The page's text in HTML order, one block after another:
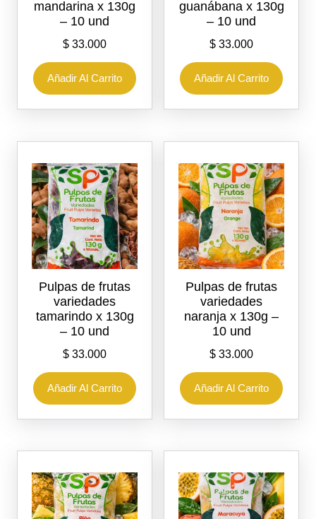
mandarina x 130g
– 10 und
$ 33.000
Añadir Al Carrito
guanábana x 130g
– 10 und
$ 33.000
Añadir Al Carrito
Pulpas de frutas
variedades
tamarindo x 130g
– 10 und
$ 33.000
Añadir Al Carrito
Pulpas de frutas
variedades
naranja x 130g –
10 und
$ 33.000
Añadir Al Carrito